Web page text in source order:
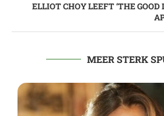
ELLIOT CHOY LEEFT ‘THE
MEER STERK